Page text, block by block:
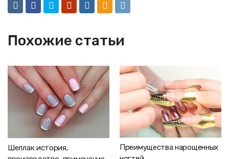
Похожие статьи
Шеллак история,
Преимущества нарощенных